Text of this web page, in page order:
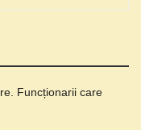
Funcționarii care